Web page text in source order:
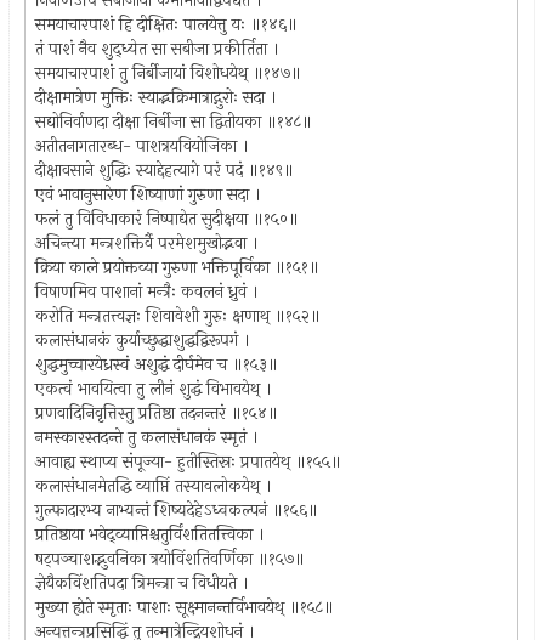
समयाचारपाशं हि दीक्षितः पालयेत्तु यः ॥१४६॥
तं पाशं नैव शुद्ध्येत सा सबीजा प्रकीर्तिता ।
समयाचारपाशं तु निर्बीजायां विशोधयेथ् ॥१४७॥
दीक्षामात्रेण मुक्तिः स्याद्भक्रिमात्राद्गुरोः सदा ।
सद्योनिर्वाणदा दीक्षा निर्बीजा सा द्वितीयका ॥१४८॥
अतीतनागतारब्ध- पाशत्रयवियोजिका ।
दीक्षावसाने शुद्धिः स्याद्देहत्यागे परं पदं ॥१४९॥
एवं भावानुसारेण शिष्याणां गुरुणा सदा ।
फलं तु विविधाकारं निष्पाद्येत सुदीक्षया ॥१५०॥
अचिन्त्या मन्त्रशक्तिर्वै परमेशमुखोद्भवा ।
क्रिया काले प्रयोक्तव्या गुरुणा भक्तिपूर्विका ॥१५१॥
विषाणमिव पाशानां मन्त्रैः कवलनं ध्रुवं ।
करोति मन्त्रतत्त्वज्ञः शिवावेशी गुरुः क्षणाथ् ॥१५२॥
कलासंधानकं कुर्याच्छुद्धाशुद्धद्विरूपगं ।
शुद्धमुच्चारयेध्रस्वं अशुद्धं दीर्घमेव च ॥१५३॥
एकत्वं भावयित्वा तु लीनं शुद्धं विभावयेथ् ।
प्रणवादिनिवृत्तिस्तु प्रतिष्ठा तदनन्तरं ॥१५४॥
नमस्कारस्तदन्ते तु कलासंधानकं स्मृतं ।
आवाह्य स्थाप्य संपूज्या- हुतीस्तिस्रः प्रपातयेथ् ॥१५५॥
कलासंधानमेतद्धि व्याप्तिं तस्यावलोकयेथ् ।
गुल्फादारभ्य नाभ्यन्तं शिष्यदेहेऽध्वकल्पनं ॥१५६॥
प्रतिष्ठाया भवेद्व्याप्तिश्चतुर्विंशतितत्त्विका ।
षट्पञ्चाशद्भुवनिका त्रयोविंशतिवर्णिका ॥१५७॥
ज्ञेयैकविंशतिपदा त्रिमन्त्रा च विधीयते ।
मुख्या ह्येते स्मृताः पाशाः सूक्ष्मानन्तर्विभावयेथ् ॥१५८॥
अन्यत्तन्त्रप्रसिद्धिं तु तन्मात्रेन्द्रियशोधनं ।